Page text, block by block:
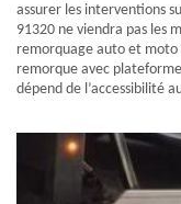
assurer les interventions
91320 ne viendra pas les
remorquage auto et moto
remorque avec
dépend de l’accessibilité